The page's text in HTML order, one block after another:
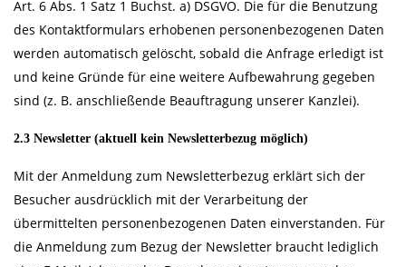
Art. 6 Abs. 1 Satz 1 Buchst. a) DSGVO. Die für die Benutzung
des Kontaktformulars erhobenen personenbezogenen Daten
werden automatisch gelöscht, sobald die Anfrage erledigt ist
und keine Gründe für eine weitere Aufbewahrung gegeben
sind (z. B. anschließende Beauftragung unserer Kanzlei).
2.3 Newsletter (aktuell kein Newsletterbezug möglich)
Mit der Anmeldung zum Newsletterbezug erklärt sich der
Besucher ausdrücklich mit der Verarbeitung der
übermittelten personenbezogenen Daten einverstanden. Für
die Anmeldung zum Bezug der Newsletter braucht lediglich